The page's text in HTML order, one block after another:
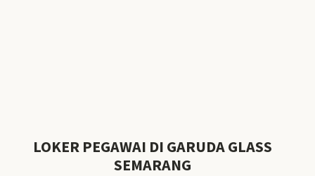
LOKER PEGAWAI DI GARUDA GLASS
SEMARANG